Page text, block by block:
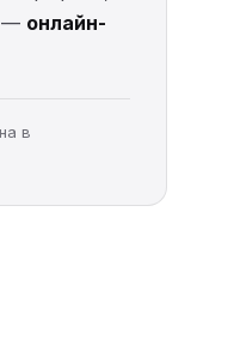
— онлайн-
в